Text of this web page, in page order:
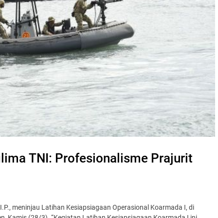
TNI: Profesionalisme Prajurit
meninjau Latihan Kesiapsiagaan Operasional Koarmada I, di